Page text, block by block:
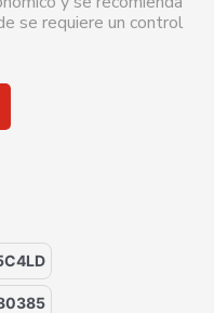
se requiere un control